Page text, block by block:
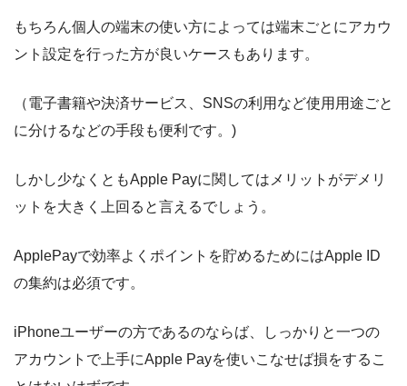
もちろん個人の端末の使い方によっては端末ごとにアカウ
ント設定を行った方が良いケースもあります。
（電子書籍や決済サービス、SNSの利用など使用用途ごと
に分けるなどの手段も便利です。)
しかし少なくともApple Payに関してはメリットがデメリ
ットを大きく上回ると言えるでしょう。
ApplePayで効率よくポイントを貯めるためにはApple ID
の集約は必須です。
iPhoneユーザーの方であるのならば、しっかりと一つの
アカウントで上手にApple Payを使いこなせば損をするこ